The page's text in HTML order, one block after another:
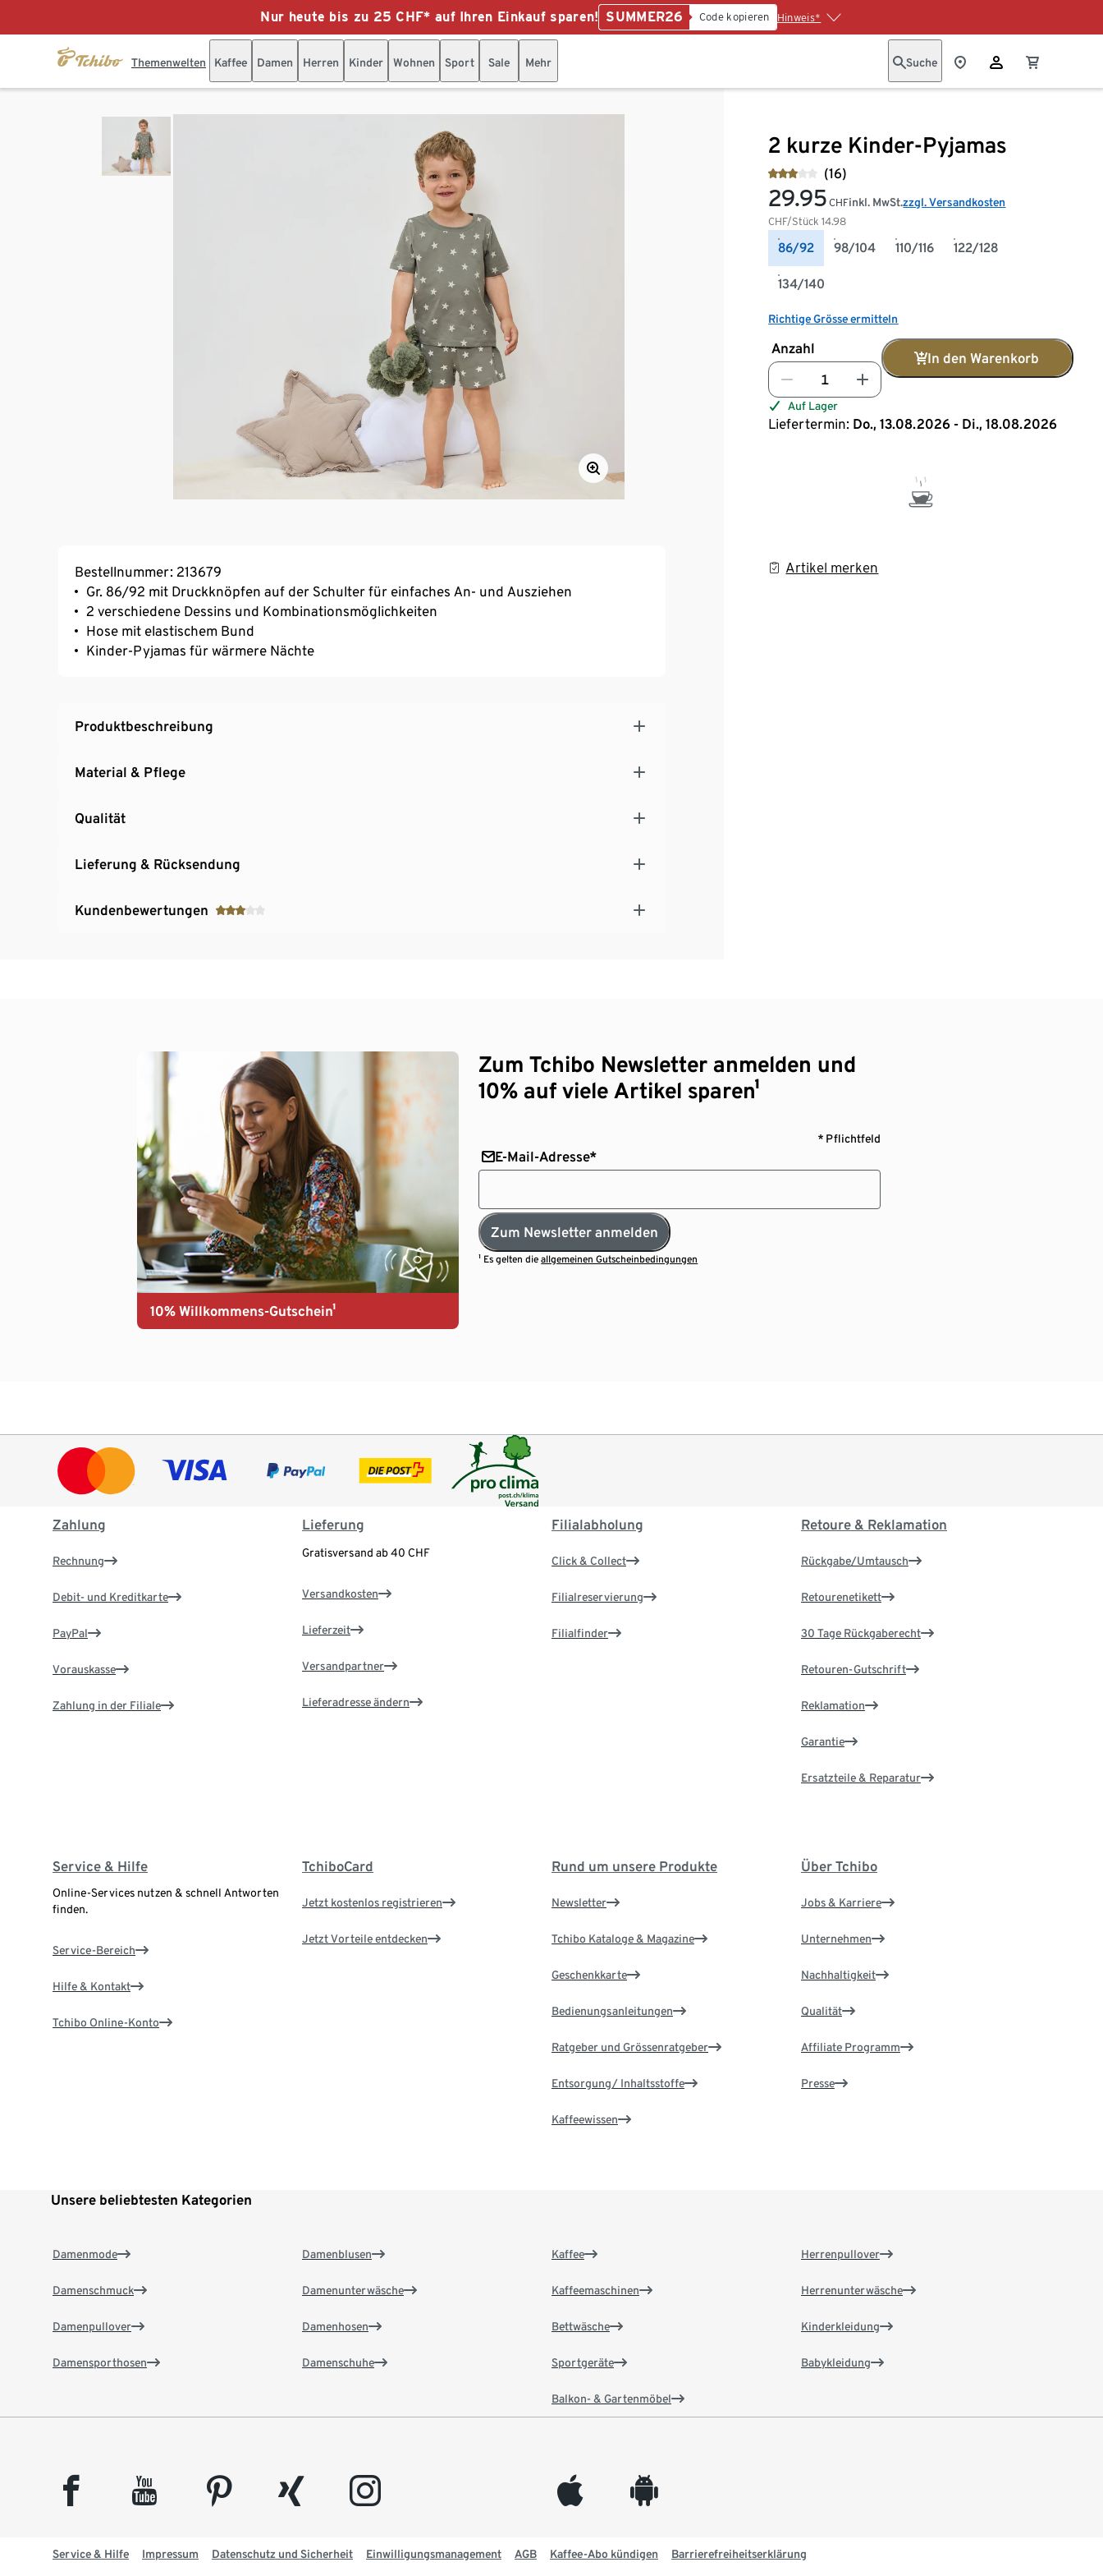
Nur heute bis zu 25 CHF* auf Ihren Einkauf sparen! SUMMER26 Code kopieren Hinweis*
Themenwelten Kaffee Damen Herren Kinder Wohnen Sport Sale Mehr Suche
2 kurze Kinder-Pyjamas
(16)
29.95 CHF
CHF/Stück14.98
inkl. MwSt.zzgl. Versandkosten
86/92 98/104 110/116 122/128
134/140
Richtige Grösse ermitteln
Anzahl
In den Warenkorb
Auf Lager
Liefertermin: Do., 13.08.2026 - Di., 18.08.2026
Artikel merken
Bestellnummer: 213679
Gr. 86/92 mit Druckknöpfen auf der Schulter für einfaches An- und Ausziehen
2 verschiedene Dessins und Kombinationsmöglichkeiten
Hose mit elastischem Bund
Kinder-Pyjamas für wärmere Nächte
Produktbeschreibung
Material & Pflege
Qualität
Lieferung & Rücksendung
Kundenbewertungen
10% Willkommens-Gutschein¹
Zum Tchibo Newsletter anmelden und
10% auf viele Artikel sparen¹
* Pflichtfeld
E-Mail-Adresse*
Zum Newsletter anmelden
¹ Es gelten dieallgemeinen Gutscheinbedingungen
Zahlung
Rechnung
Debit- und Kreditkarte
PayPal
Vorauskasse
Zahlung in der Filiale
Lieferung
Gratisversand ab 40 CHF
Versandkosten
Lieferzeit
Versandpartner
Lieferadresse ändern
Filialabholung
Click & Collect
Filialreservierung
Filialfinder
Retoure & Reklamation
Rückgabe/Umtausch
Retourenetikett
30 Tage Rückgaberecht
Retouren-Gutschrift
Reklamation
Garantie
Ersatzteile & Reparatur
Service & Hilfe
Online-Services nutzen & schnell Antworten
finden.
Service-Bereich
Hilfe & Kontakt
Tchibo Online-Konto
TchiboCard
Jetzt kostenlos registrieren
Jetzt Vorteile entdecken
Rund um unsere Produkte
Newsletter
Tchibo Kataloge & Magazine
Geschenkkarte
Bedienungsanleitungen
Ratgeber und Grössenratgeber
Entsorgung/ Inhaltsstoffe
Kaffeewissen
Über Tchibo
Jobs & Karriere
Unternehmen
Nachhaltigkeit
Qualität
Affiliate Programm
Presse
Unsere beliebtesten Kategorien
Damenmode
Damenschmuck
Damenpullover
Damensporthosen
Damenblusen
Damenunterwäsche
Damenhosen
Damenschuhe
Kaffee
Kaffeemaschinen
Bettwäsche
Sportgeräte
Balkon- & Gartenmöbel
Herrenpullover
Herrenunterwäsche
Kinderkleidung
Babykleidung
facebook youtube pinterest xing instagram appleinc android
Service & Hilfe Impressum Datenschutz und Sicherheit Einwilligungsmanagement AGB Kaffee-Abo kündigen Barrierefreiheitserklärung